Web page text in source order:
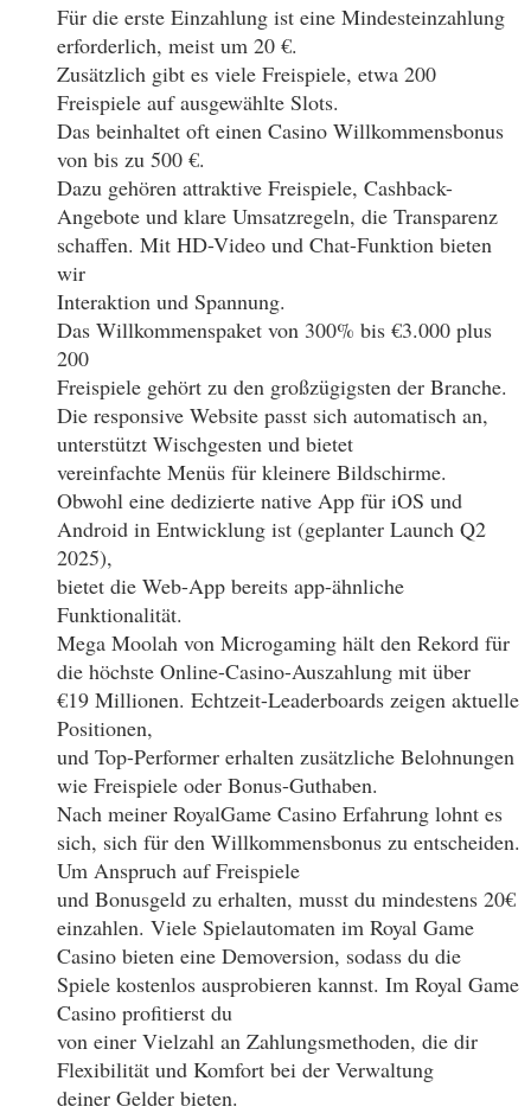
Für die erste Einzahlung ist eine Mindesteinzahlung
erforderlich, meist um 20 €.
Zusätzlich gibt es viele Freispiele, etwa 200
Freispiele auf ausgewählte Slots.
Das beinhaltet oft einen Casino Willkommensbonus
von bis zu 500 €.
Dazu gehören attraktive Freispiele, Cashback-
Angebote und klare Umsatzregeln, die Transparenz
schaffen. Mit HD-Video und Chat-Funktion bieten
wir
Interaktion und Spannung.
Das Willkommenspaket von 300% bis €3.000 plus
200
Freispiele gehört zu den großzügigsten der Branche.
Die responsive Website passt sich automatisch an,
unterstützt Wischgesten und bietet
vereinfachte Menüs für kleinere Bildschirme.
Obwohl eine dedizierte native App für iOS und
Android in Entwicklung ist (geplanter Launch Q2
2025),
bietet die Web-App bereits app-ähnliche
Funktionalität.
Mega Moolah von Microgaming hält den Rekord für
die höchste Online-Casino-Auszahlung mit über
€19 Millionen. Echtzeit-Leaderboards zeigen aktuelle
Positionen,
und Top-Performer erhalten zusätzliche Belohnungen
wie Freispiele oder Bonus-Guthaben.
Nach meiner RoyalGame Casino Erfahrung lohnt es
sich, sich für den Willkommensbonus zu entscheiden.
Um Anspruch auf Freispiele
und Bonusgeld zu erhalten, musst du mindestens 20€
einzahlen. Viele Spielautomaten im Royal Game
Casino bieten eine Demoversion, sodass du die
Spiele kostenlos ausprobieren kannst. Im Royal Game
Casino profitierst du
von einer Vielzahl an Zahlungsmethoden, die dir
Flexibilität und Komfort bei der Verwaltung
deiner Gelder bieten.